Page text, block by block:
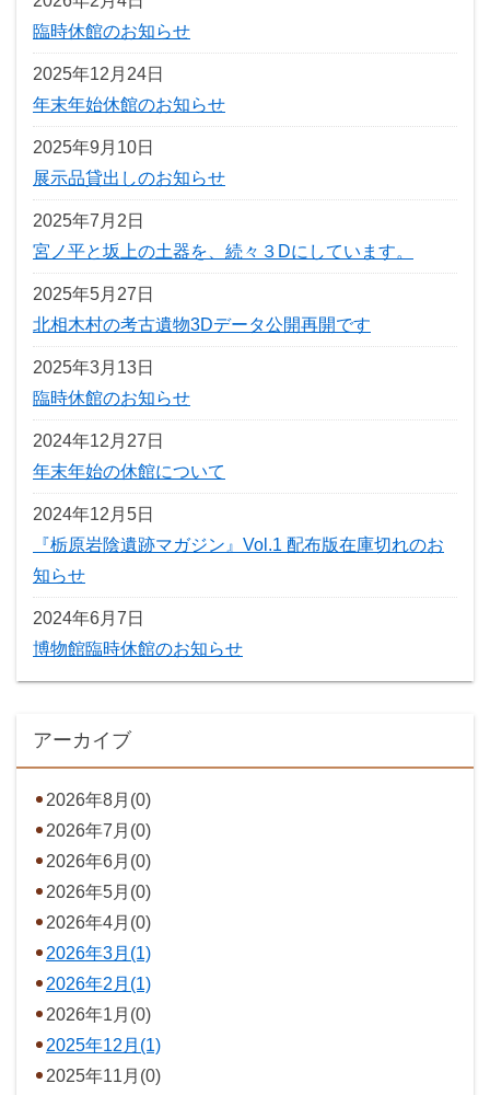
臨時休館のお知らせ
2025年12月24日
年末年始休館のお知らせ
2025年9月10日
展示品貸出しのお知らせ
2025年7月2日
宮ノ平と坂上の土器を、続々３Dにしています。
2025年5月27日
北相木村の考古遺物3Dデータ公開再開です
2025年3月13日
臨時休館のお知らせ
2024年12月27日
年末年始の休館について
2024年12月5日
『栃原岩陰遺跡マガジン』Vol.1 配布版在庫切れのお
知らせ
2024年6月7日
博物館臨時休館のお知らせ
アーカイブ
2026年8月(0)
2026年7月(0)
2026年6月(0)
2026年5月(0)
2026年4月(0)
2026年3月(1)
2026年2月(1)
2026年1月(0)
2025年12月(1)
2025年11月(0)